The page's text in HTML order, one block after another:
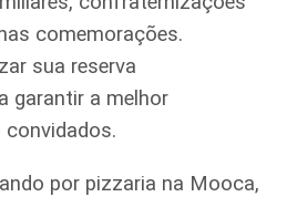
comemorações.
sua reserva
garantir a melhor
convidados.
por pizzaria na Mooca,